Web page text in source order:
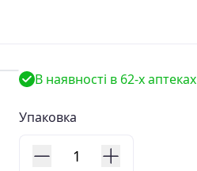
В наявності в 62-х аптеках
Упаковка
1